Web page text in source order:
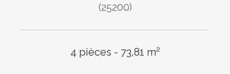
(25200)
4 pièces - 73,81 m²